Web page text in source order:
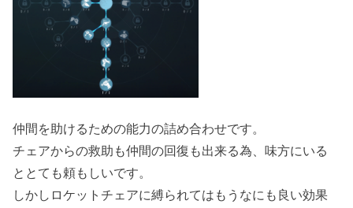
仲間を助けるための能力の詰め合わせです。
チェアからの救助も仲間の回復も出来る為、味方にいる
ととても頼もしいです。
しかしロケットチェアに縛られてはもうなにも良い効果